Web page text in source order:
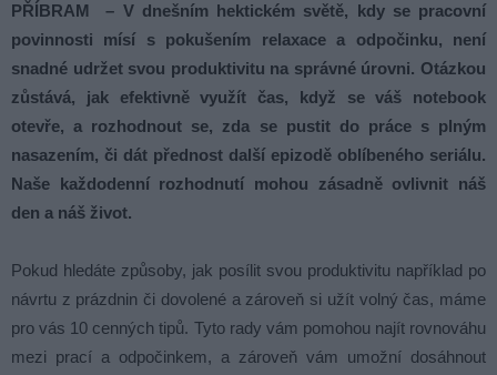
PŘÍBRAM – V dnešním hektickém světě, kdy se pracovní
povinnosti mísí s pokušením relaxace a odpočinku, není
snadné udržet svou produktivitu na správné úrovni. Otázkou
zůstává, jak efektivně využít čas, když se váš notebook
otevře, a rozhodnout se, zda se pustit do práce s plným
nasazením, či dát přednost další epizodě oblíbeného seriálu.
Naše každodenní rozhodnutí mohou zásadně ovlivnit náš
den a náš život.
Pokud hledáte způsoby, jak posílit svou produktivitu například po
návrtu z prázdnin či dovolené a zároveň si užít volný čas, máme
pro vás 10 cenných tipů. Tyto rady vám pomohou najít rovnováhu
mezi prací a odpočinkem, a zároveň vám umožní dosáhnout